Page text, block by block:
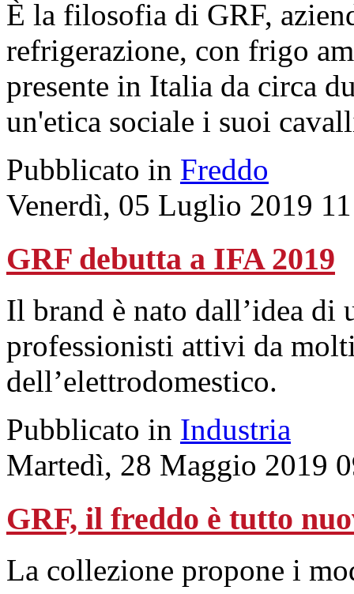
È la filosofia di GRF,
refrigerazione, con frigo
presente in Italia da circa
un'etica sociale i suoi
Pubblicato in Freddo
Venerdì, 05 Luglio 2019
GRF debutta a IFA 2019
Il brand è nato dall’idea
professionisti attivi da
dell’elettrodomestico.
Pubblicato in Industria
Martedì, 28 Maggio 2019
GRF, il freddo è tutto
La collezione propone i